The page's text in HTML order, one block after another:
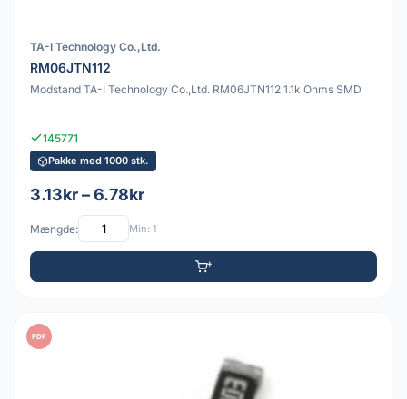
TA-I Technology Co.,Ltd.
RM06JTN112
Modstand TA-I Technology Co.,Ltd. RM06JTN112 1.1k Ohms SMD
145771
Pakke med 1000 stk.
3.13kr – 6.78kr
Mængde: Min: 1
PDF